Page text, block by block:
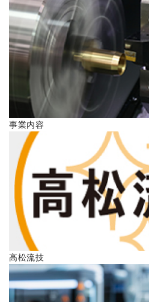
プライバシーポリシー
事業内容
高松流技